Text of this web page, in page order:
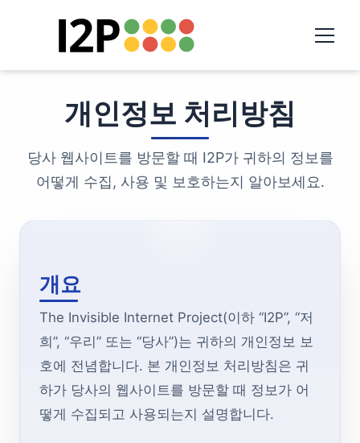
개인정보 처리방침
당사 웹사이트를 방문할 때 I2P가 귀하의 정보를
어떻게 수집, 사용 및 보호하는지 알아보세요.
개요
The Invisible Internet Project(이하 “I2P”, “저
희”, “우리” 또는 “당사”)는 귀하의 개인정보 보
호에 전념합니다. 본 개인정보 처리방침은 귀
하가 당사의 웹사이트를 방문할 때 정보가 어
떻게 수집되고 사용되는지 설명합니다.